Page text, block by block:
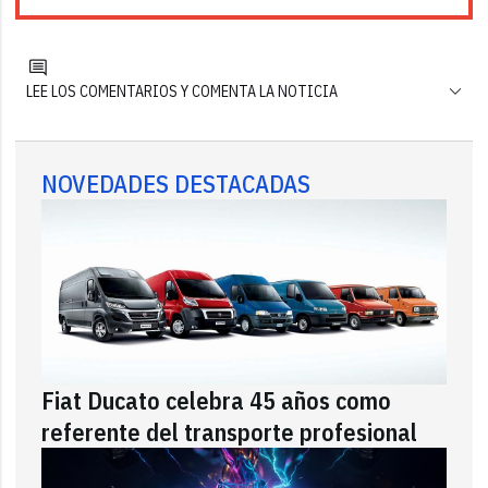
LEE LOS COMENTARIOS Y COMENTA LA NOTICIA
NOVEDADES DESTACADAS
Fiat Ducato celebra 45 años como
referente del transporte profesional